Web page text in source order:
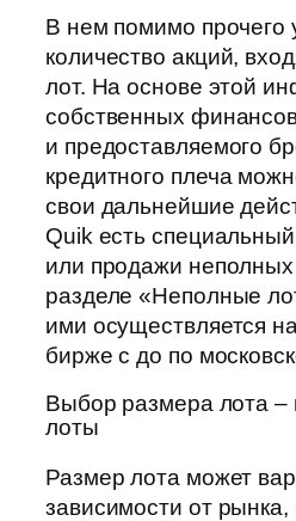
В нем помимо прочего
количество акций,
лот. На основе этой
собственных
и предоставляемого
кредитного плеча
свои дальнейшие
Quik есть
или продажи неполных
разделе «Неполные
ими осуществляется
бирже с до по
Выбор размера лота –
лоты
Размер лота может
зависимости от рынка,